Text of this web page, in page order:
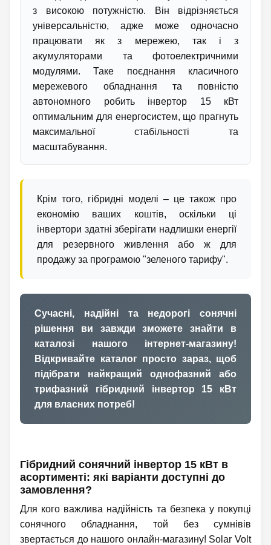
з високою потужністю. Він відрізняється
універсальністю, адже може одночасно
працювати як з мережею, так і з
акумуляторами та фотоелектричними
модулями. Таке поєднання класичного
мережевого обладнання та повністю
автономного робить інвертор 15 кВт
оптимальним для енергосистем, що прагнуть
максимальної стабільності та
масштабування.
Крім того, гібридні моделі – це також про
економію ваших коштів, оскільки ці
інвертори здатні зберігати надлишки енергії
для резервного живлення або ж для
продажу за програмою "зеленого тарифу".
Сучасні, надійні та недорогі сонячні
рішення ви завжди зможете знайти в
каталозі нашого інтернет-магазину!
Відкривайте каталог просто зараз, щоб
підібрати найкращий однофазний або
трифазний гібридний інвертор 15 кВт
для власних потреб!
Гібридний сонячний інвертор 15 кВт в
асортименті: які варіанти доступні до
замовлення?
Для кого важлива надійність та безпека у покупці
сонячного обладнання, той без сумнівів
звертається до нашого онлайн-магазину! Solar Volt